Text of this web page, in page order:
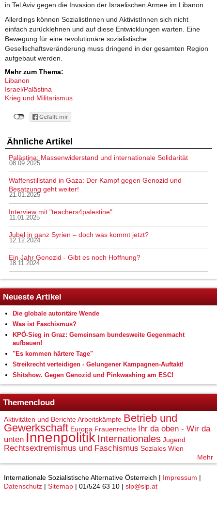
in Tel Aviv gegen die Invasion der Israelischen Armee im Libanon.
Allerdings können SozialistInnen und AktivistInnen sich nicht
einfach zurücklehnen und auf diese Entwicklungen warten. Eine
Bewegung für eine revolutionäre sozialistische
Gesellschaftsveränderung muss dringend in der gesamten Region
aufgebaut werden.
Mehr zum Thema:
Libanon
Israel/Palästina
Krieg und Militarismus
Ähnliche Artikel
Palästina: Massenwiderstand und internationale Solidarität
08.09.2025
Waffenstillstand in Gaza: Der Kampf gegen Genozid und
Besatzung geht weiter!
21.01.2025
Interview mit "teachers4palestine"
11.01.2025
Jubel in ganz Syrien – doch was kommt jetzt?
12.12.2024
Ein Jahr Genozid - Gibt es noch Hoffnung?
18.11.2024
Neueste Artikel
Die globale autoritäre Wende
Was ist Faschismus?
KPÖ-Sieg in Graz: Gemeinsam bundesweite Gegenmacht
aufbauen!
"Es kommen härtere Tage"
Streikrecht verteidigen - Gelungener Kampagnen-Auftakt!
Shitshow. Gegen Genozid und Pinkwashing am ESC!
Themencloud
Aktivitäten und BerichteArbeitskämpfe Betrieb und
Gewerkschaft Europa Frauenrechte
Ihr da oben - Wir da
unten Innenpolitik Internationales Jugend
Rechtsextremismus und Faschismus Soziales Wien
Mehr
Internationale Sozialistische Alternative Österreich | Impressum |
Datenschutz | Sitemap | 01/524 63 10 | slp@slp.at